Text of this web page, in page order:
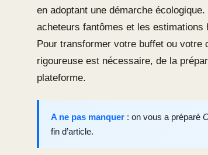
en adoptant une démarche
acheteurs fantômes et les estimations
Pour transformer votre buffet ou votre
rigoureuse est nécessaire, de la
plateforme.
A ne pas manquer : on vous a préparé
fin d’article.